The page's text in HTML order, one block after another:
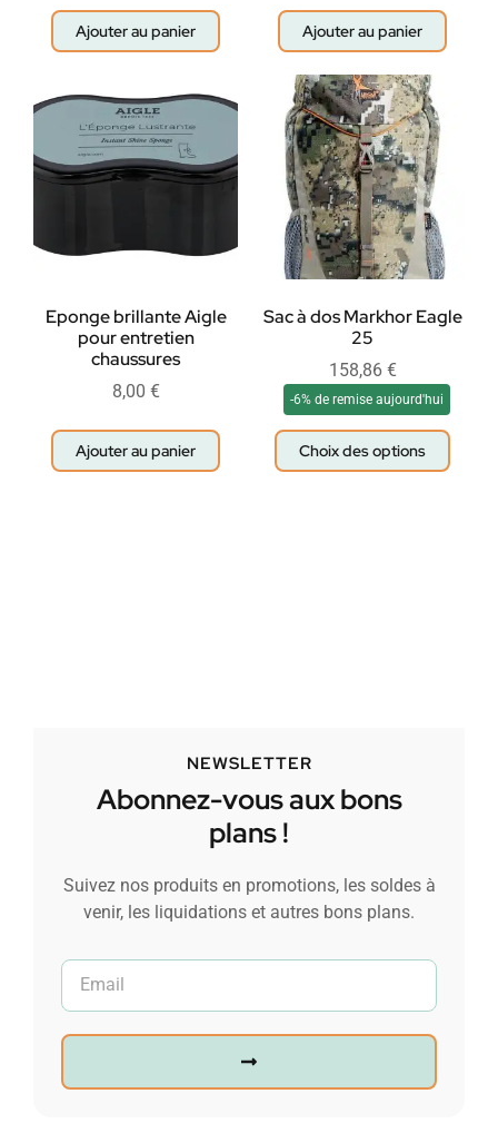
Ajouter au panier Ajouter au panier
Eponge brillante Aigle
pour entretien
chaussures
8,00 €
Ajouter au panier
Sac à dos Markhor Eagle
25
158,86 €
-6% de remise aujourd'hui
Choix des options
NEWSLETTER
Abonnez-vous aux bons
plans !
Suivez nos produits en promotions, les soldes à
venir, les liquidations et autres bons plans.